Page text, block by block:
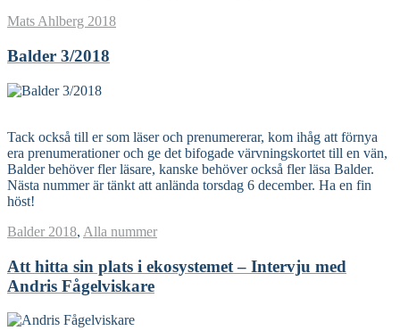
Mats Ahlberg 2018
Balder 3/2018
Tack också till er som läser och prenumererar, kom ihåg att förnya
era prenumerationer och ge det bifogade värvningskortet till en vän,
Balder behöver fler läsare, kanske behöver också fler läsa Balder.
Nästa nummer är tänkt att anlända torsdag 6 december. Ha en fin
höst!
Balder 2018, Alla nummer
Att hitta sin plats i ekosystemet – Intervju med
Andris Fågelviskare